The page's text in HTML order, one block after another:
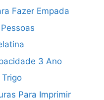
Fazer Empada
3 Ano
Para Imprimir